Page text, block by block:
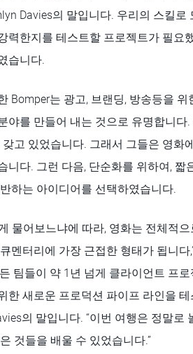
Davies의 말입니다. 우리의 스킬
력한지를 테스트할 프로젝트가 필요
습니다.
Bomper는 광고, 브랜딩, 방송등을
야를 만들어 내는 것으로 유명합니
고 있었습니다. 그래서 그들은 영화
니다. 그런 다음, 단순화를 위하여,
하는 아이디어를 선택하였습니다.
물어보느냐에 따라, 영화는 전체적
멘터리에 가장 근접한 형태가 됩니
팀들이 약 1년 넘게 클라이언트 프
한 새로운 프로덕션 파이프 라인을
의 말입니다. “이번 여행은 정말
것들을 배울 수 있었습니다.”